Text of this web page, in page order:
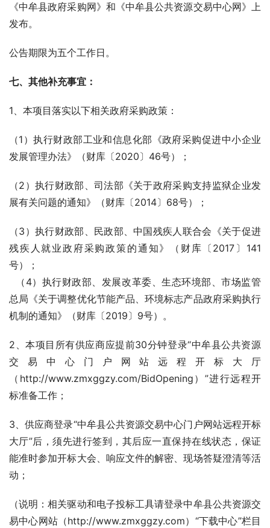
《中牟县政府采购网》和《中牟县公共资源交易中心网》上
发布。
公告期限为五个工作日。
七、其他补充事宜：
1、本项目落实以下相关政府采购政策：
（1）执行财政部工业和信息化部《政府采购促进中小企业
发展管理办法》（财库〔2020〕46号）；
（2）执行财政部、司法部《关于政府采购支持监狱企业发
展有关问题的通知》（财库〔2014〕68号）；
（3）执行财政部、民政部、中国残疾人联合会《关于促进
残疾人就业政府采购政策的通知》（财库〔2017〕141
号）；
（4）执行财政部、发展改革委、生态环境部、市场监管
总局《关于调整优化节能产品、环境标志产品政府采购执行
机制的通知》（财库〔2019〕9号）。
2、本项目所有供应商应提前30分钟登录“中牟县公共资源
交易中心门户网站远程开标大厅
（http://www.zmxggzy.com/BidOpening）”进行远程开
标准备工作；
3、供应商登录“中牟县公共资源交易中心门户网站远程开标
大厅”后，须先进行签到，其后应一直保持在线状态，保证
能准时参加开标大会、响应文件的解密、现场答疑澄清等活
动；
（说明：相关驱动和电子投标工具请登录中牟县公共资源交
易中心网站（http://www.zmxggzy.com）“下载中心”栏目